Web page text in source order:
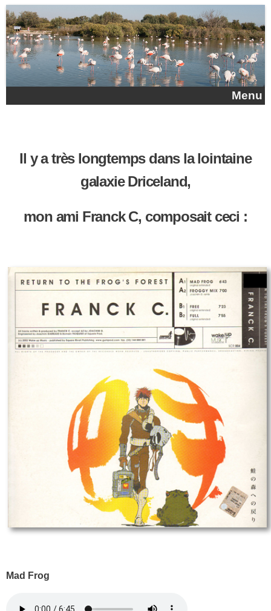
Aller au contenu principal
Menu
Il y a très longtemps dans la lointaine
galaxie Driceland,
mon ami Franck C, composait ceci :
Mad Frog